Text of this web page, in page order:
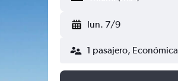
lun. 7/9
1 pasajero, Económica